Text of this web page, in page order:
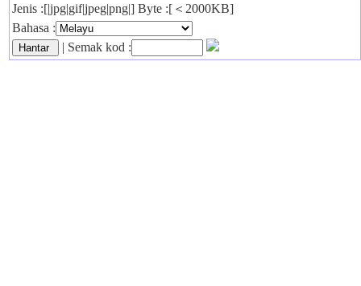
Jenis :[|jpg|gif|jpeg|png|] Byte :[＜2000KB]
Bahasa :
| Semak kod :